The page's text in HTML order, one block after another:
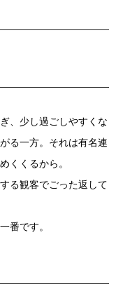
、少し過ごしやすくな
る一方。それは有名連
くくるから。
る観客でごった返して
番です。